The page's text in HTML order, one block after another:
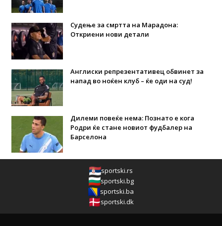
Судење за смртта на Марадона:
Откриени нови детали
Англиски репрезентативец обвинет за
напад во ноќен клуб – ќе оди на суд!
Дилеми повеќе нема: Познато е кога
Родри ќе стане новиот фудбалер на
Барселона
sportski.rs
sportski.bg
sportski.ba
sportski.dk